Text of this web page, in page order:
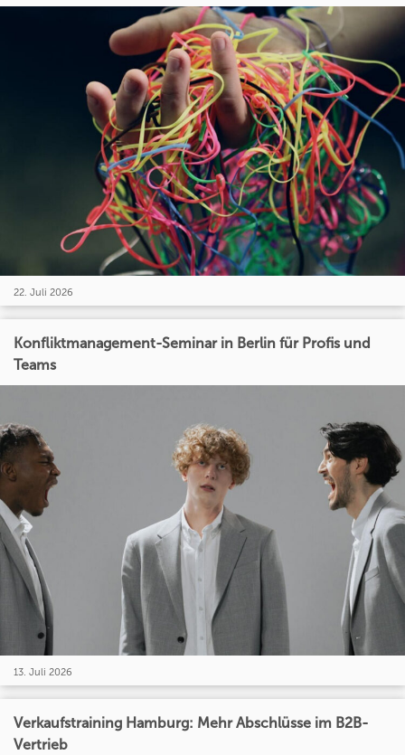
22. Juli 2026
Konfliktmanagement-Seminar in Berlin für Profis und
Teams
13. Juli 2026
Verkaufstraining Hamburg: Mehr Abschlüsse im B2B-
Vertrieb